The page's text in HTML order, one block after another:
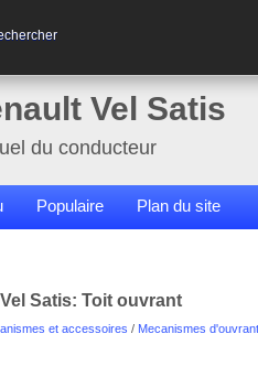
Vel Satis
du conducteur
Populaire Plan du site
Satis: Toit ouvrant
et accessoires / Mecanismes